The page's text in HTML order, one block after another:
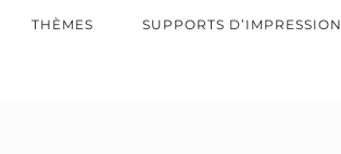
THÈMES SUPPORTS D’IMPRESSION